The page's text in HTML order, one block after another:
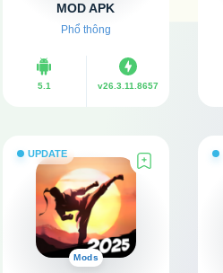
MOD APK
v26.3.11.8657 (Vô hạn
Phổ thông
5.1 v26.3.11.8657
UPDATE
Mods